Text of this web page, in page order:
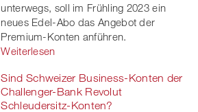
unterwegs, soll im Frühling 2023 ein
neues Edel-Abo das Angebot der
Premium-Konten anführen.
Weiterlesen
Sind Schweizer Business-Konten der
Challenger-Bank Revolut
Schleudersitz-Konten?